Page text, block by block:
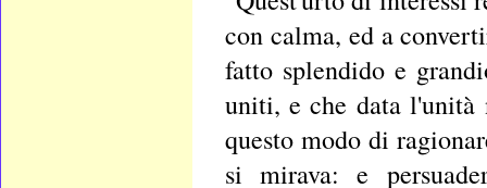
con calma, ed a
fatto splendido e
uniti, e che data l'unità
questo modo di
si mirava: e